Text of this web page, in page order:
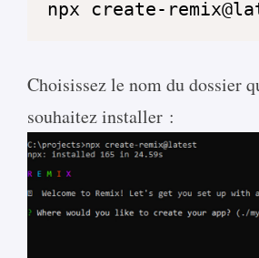
npx create-
Choisissez le nom du dossier
souhaitez installer :